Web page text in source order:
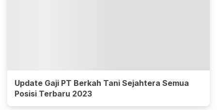
Update Gaji PT Berkah Tani Sejahtera Semua
Posisi Terbaru 2023